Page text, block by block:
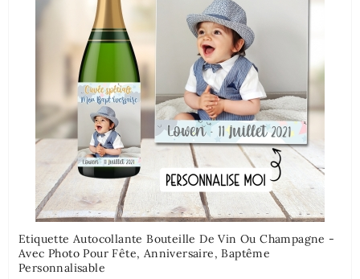
Etiquette Autocollante Bouteille De Vin Ou Champagne -
Avec Photo Pour Fête, Anniversaire, Baptême
Personnalisable